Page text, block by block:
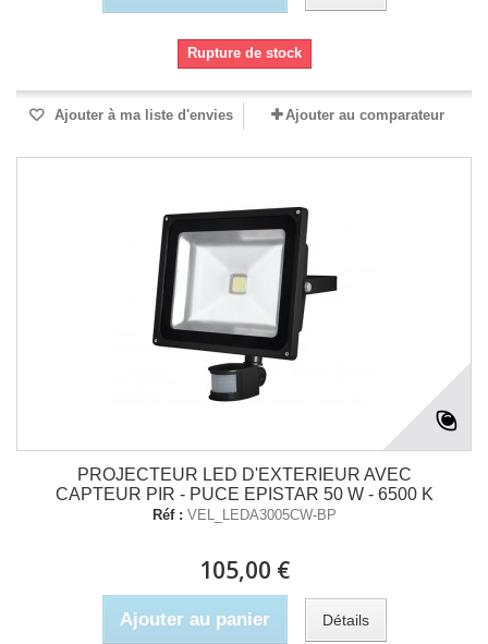
Rupture de stock
Ajouter à ma liste d'envies Ajouter au comparateur
PROJECTEUR LED D'EXTERIEUR AVEC
CAPTEUR PIR - PUCE EPISTAR 50 W - 6500 K
Réf : VEL_LEDA3005CW-BP
105,00 €
Ajouter au panier Détails